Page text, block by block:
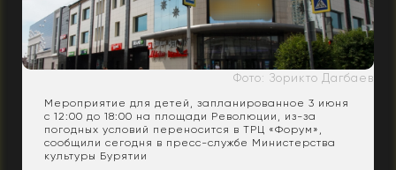
Фото: Зорикто Дагбаев
Мероприятие для детей, запланированное 3 июня
с 12:00 до 18:00 на площади Революции, из-за
погодных условий переносится в ТРЦ «Форум»,
сообщили сегодня в пресс-службе Министерства
культуры Бурятии